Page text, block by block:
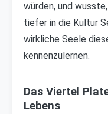
würden, und
tiefer in die Kultur
wirkliche Seele
kennenzulernen.
Das Viertel
Lebens